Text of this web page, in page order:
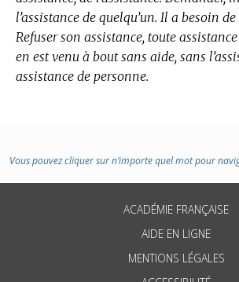
l’assistance de quelqu’un. Il a besoin
Refuser son assistance, toute
en est venu à bout sans aide, sans
assistance de personne.
Vous pouvez cliquer sur n’importe quel mot pour
ACADÉMIE FRANÇAISE
AIDE EN LIGNE
MENTIONS LÉGALES